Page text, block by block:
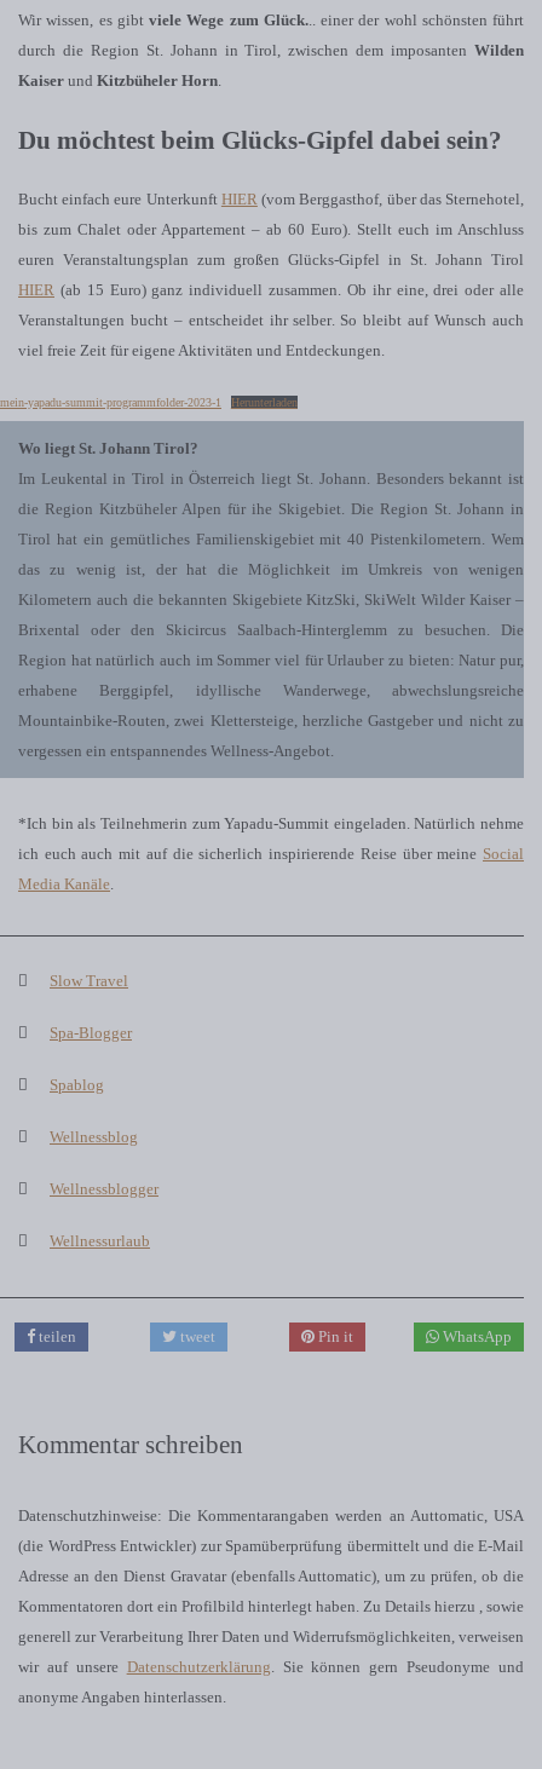
Wir wissen, es gibt viele Wege zum Glück... einer der wohl schönsten führt
durch die Region St. Johann in Tirol, zwischen dem imposanten Wilden
Kaiser und Kitzbüheler Horn
Du möchtest beim Glücks-Gipfel dabei sein?
Bucht einfach eure Unterkunft HIER (vom Berggasthof, über das Sternehotel,
bis zum Chalet oder Appartement – ab 60 Euro). Stellt euch im Anschluss
euren Veranstaltungsplan zum großen Glücks-Gipfel in St. Johann Tirol
HIER (ab 15 Euro) ganz individuell zusammen. Ob ihr eine, drei oder alle
Veranstaltungen bucht – entscheidet ihr selber. So bleibt auf Wunsch auch
viel freie Zeit für eigene Aktivitäten und Entdeckungen.
mein-yapadu-summit-programmfolder-2023-1 Herunterladen
Wo liegt St. Johann Tirol?
Im Leukental in Tirol in Österreich liegt St. Johann. Besonders bekannt ist
die Region Kitzbüheler Alpen für ihe Skigebiet. Die Region St. Johann in
Tirol hat ein gemütliches Familienskigebiet mit 40 Pistenkilometern. Wem
das zu wenig ist, der hat die Möglichkeit im Umkreis von wenigen
Kilometern auch die bekannten Skigebiete KitzSki, SkiWelt Wilder Kaiser –
Brixental oder den Skicircus Saalbach-Hinterglemm zu besuchen. Die
Region hat natürlich auch im Sommer viel für Urlauber zu bieten: Natur pur,
erhabene Berggipfel, idyllische Wanderwege, abwechslungsreiche
Mountainbike-Routen, zwei Klettersteige, herzliche Gastgeber und nicht zu
vergessen ein entspannendes Wellness-Angebot.
*Ich bin als Teilnehmerin zum Yapadu-Summit eingeladen. Natürlich nehme
ich euch auch mit auf die sicherlich inspirierende Reise über meine Social
Media Kanäle
Slow Travel
Spa-Blogger
Spablog
Wellnessblog
Wellnessblogger
Wellnessurlaub
teilen tweet Pin it WhatsApp
Kommentar schreiben
Datenschutzhinweise: Die Kommentarangaben werden an Auttomatic, USA
(die WordPress Entwickler) zur Spamüberprüfung übermittelt und die E-Mail
Adresse an den Dienst Gravatar (ebenfalls Auttomatic), um zu prüfen, ob die
Kommentatoren dort ein Profilbild hinterlegt haben. Zu Details hierzu , sowie
generell zur Verarbeitung Ihrer Daten und Widerrufsmöglichkeiten, verweisen
wir auf unsere Datenschutzerklärung . Sie können gern Pseudonyme und
anonyme Angaben hinterlassen.